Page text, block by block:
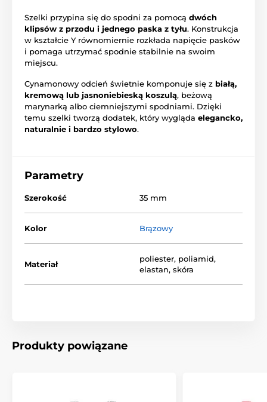
Szelki przypina się do spodni za pomocą dwóch
klipsów z przodu i jednego paska z tyłu. Konstrukcja
w kształcie Y równomiernie rozkłada napięcie pasków
i pomaga utrzymać spodnie stabilnie na swoim
miejscu.
Cynamonowy odcień świetnie komponuje się z białą,
kremową lub jasnoniebieską koszulą, beżową
marynarką albo ciemniejszymi spodniami. Dzięki
temu szelki tworzą dodatek, który wygląda elegancko,
naturalnie i bardzo stylowo.
Parametry
Szerokość 35 mm
Kolor Brązowy
Materiał
poliester, poliamid,
elastan, skóra
Produkty powiązane